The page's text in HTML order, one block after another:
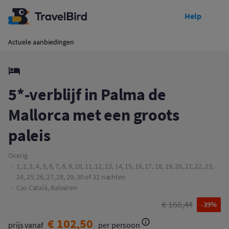
Help
Actuele aanbiedingen
Toon prijzen
5*-verblijf in Palma de
Mallorca met een groots
paleis
Overig
1, 2, 3, 4, 5, 6, 7, 8, 9, 10, 11, 12, 13, 14, 15, 16, 17, 18, 19, 20, 21, 22, 23,
24, 25, 26, 27, 28, 29, 30 of 31 nachten
Cas Català, Balearen
€ 166,44 -39%
prijs vanaf € 102,50 per persoon